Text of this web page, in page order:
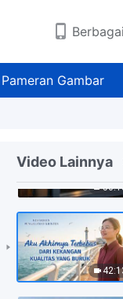
Pameran Gambar
Video Lainnya